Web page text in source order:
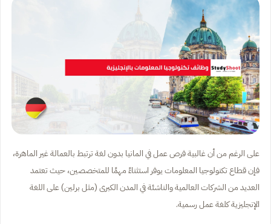
على الرغم من أن غالبية فرص عمل في المانيا بدون لغة ترتبط بالعمالة غير الماهرة،
فإن قطاع تكنولوجيا المعلومات يوفر استثناءً مهمًا للمتخصصين، حيث تعتمد
العديد من الشركات العالمية والناشئة في المدن الكبرى (مثل برلين) على اللغة
الإنجليزية كلغة عمل رسمية.